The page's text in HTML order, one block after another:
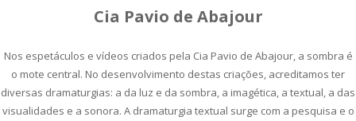
Cia Pavio de Abajour
Nos espetáculos e vídeos criados pela Cia Pavio de Abajour, a sombra é
o mote central. No desenvolvimento destas criações, acreditamos ter
diversas dramaturgias: a da luz e da sombra, a imagética, a textual, a das
visualidades e a sonora. A dramaturgia textual surge com a pesquisa e o